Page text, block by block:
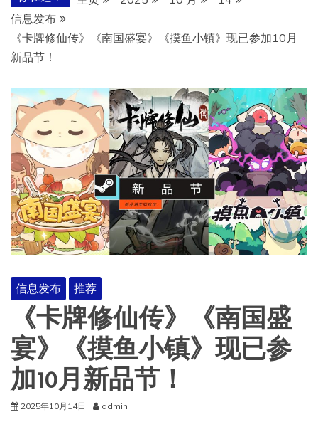
信息发布
《卡牌修仙传》《南国盛宴》《摸鱼小镇》现已参加10月
新品节！
信息发布 推荐
《卡牌修仙传》《南国盛
宴》《摸鱼小镇》现已参
加10月新品节！
2025年10月14日 admin